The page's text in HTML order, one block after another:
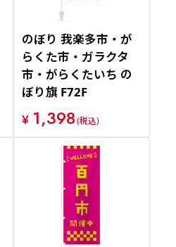
のぼり 我楽多市・が
らくた市・ガラクタ
市・がらくたいち の
ぼり旗 F72F
¥ 1,398(税込)